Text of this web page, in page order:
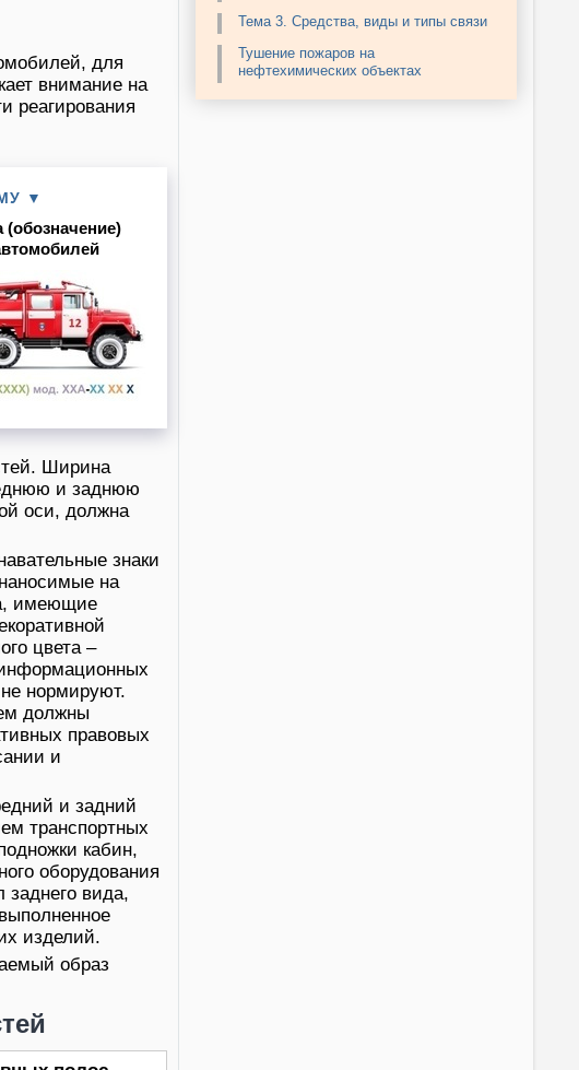
для
внимание на
реагирования
▼
(обозначение)
Ширина
и заднюю
оси, должна
знаки
на
имеющие
цвета –
нормируют.
должны
правовых
и
и задний
транспортных
кабин,
оборудования
заднего вида,
изделий.
образ
Тема 3. Средства, виды и типы связи
Тушение пожаров на
нефтехимических объектах